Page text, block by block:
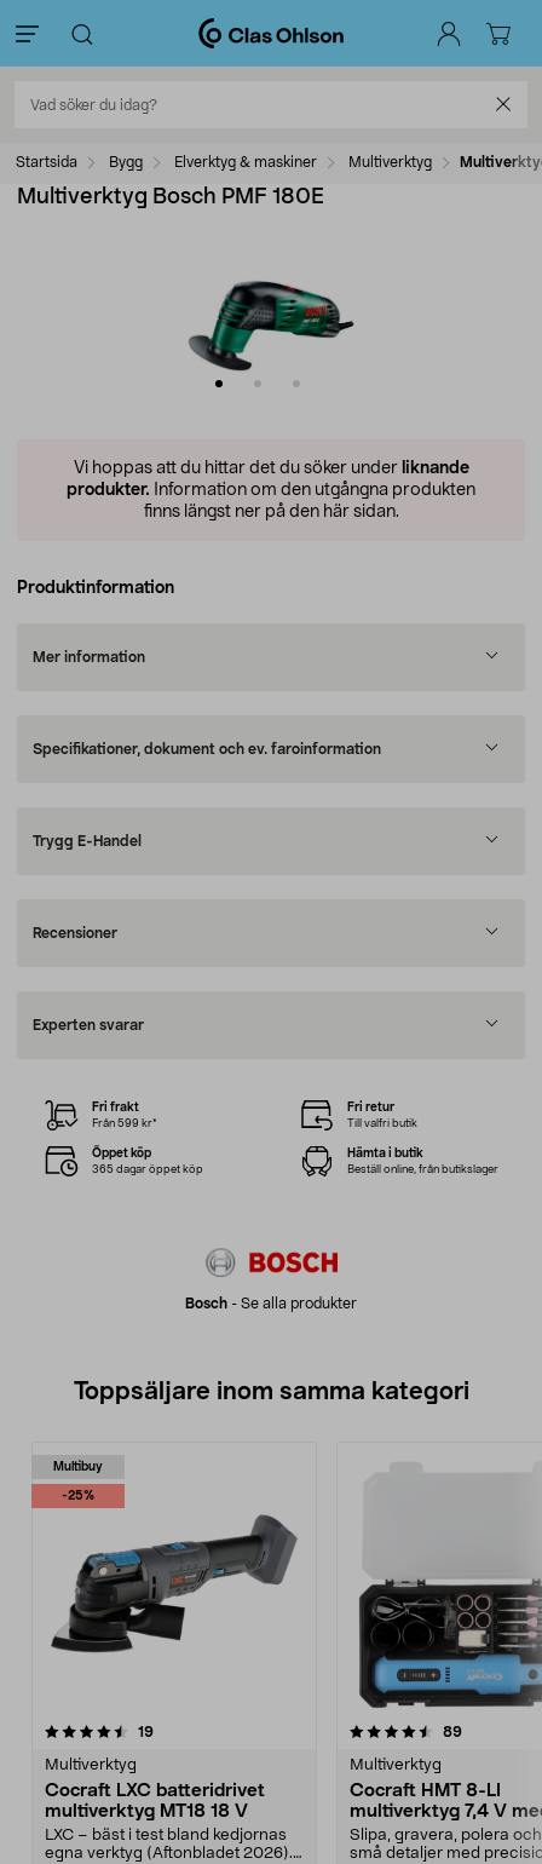
Startsida Bygg Elverktyg & maskiner Multiverktyg
Multiverktyg Bosch PMF 180E
Vi hoppas att du hittar det du söker under liknande
produkter. Information om den utgångna produkten
finns längst ner på den här sidan.
Produktinformation
Mer information
Specifikationer, dokument och ev. faroinformation
Trygg E-Handel
Recensioner
Experten svarar
Bosch - Se alla produkter
Fri frakt
Från 599 kr*
Fri retur
Till valfri butik
Öppet köp
365 dagar öppet köp
Hämta i butik
Beställ online, från butikslager
Toppsäljare inom samma kategori
Multibuy
-25%
19recensioner
Multiverktyg
Cocraft LXC batteridrivet
multiverktyg MT18 18 V
LXC – bäst i test bland kedjornas
egna verktyg (Aftonbladet 2026).
4.5 av 5 stjärnor 89recensioner
Multiverktyg
Cocraft HMT 8-LI
multiverktyg 7,4 V
tillbehör
Slipa, gravera, polera
små detaljer med
4.5 av 5 stjärnor